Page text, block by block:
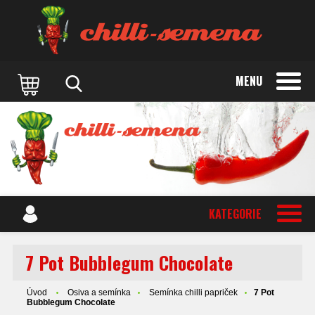
MENU
KATEGORIE
7 Pot Bubblegum Chocolate
Úvod Osiva a semínka Semínka chilli papriček
7 Pot
Bubblegum Chocolate